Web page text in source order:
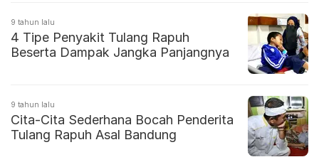
9 tahun lalu
4 Tipe Penyakit Tulang Rapuh
Beserta Dampak Jangka Panjangnya
9 tahun lalu
Cita-Cita Sederhana Bocah Penderita
Tulang Rapuh Asal Bandung